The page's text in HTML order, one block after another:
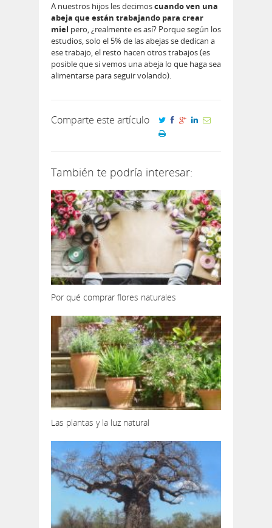
A nuestros hijos les decimoscuando ven una
abeja que están trabajando para crear
miel pero, ¿realmente es así? Porque según los
estudios, solo el 5% de las abejas se dedican a
ese trabajo, el resto hacen otros trabajos (es
posible que si vemos una abeja lo que haga sea
alimentarse para seguir volando).
Comparte este artículo
También te podría interesar:
Por qué comprar flores naturales
Las plantas y la luz natural